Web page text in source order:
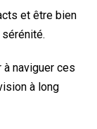
et être bien
naviguer ces
à long